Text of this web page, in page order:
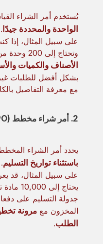
يُستخدم أمر الشراء
الواحدة والمحددة جيدًا .
على سبيل المثال، إذا
وتحتاج إلى 200 وحدة من منتج معين، يوضح الـ SPO
الأصناف والكميات
بشكل أفضل للطلبات
مع معرفة التفاصيل
2. أمر شراء مخطط (PPO)
يحدد أمر الشراء
باستثناء تواريخ التسليم.
على سبيل المثال، قد
يحتاج
المخزون مع مرونة
الطلب.